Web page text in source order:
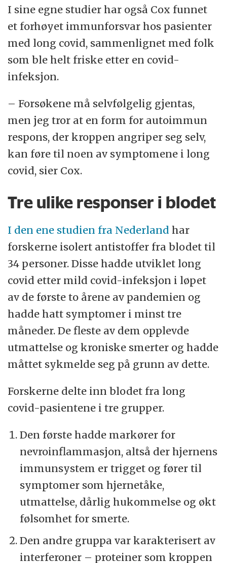
I sine egne studier har også Cox funnet
et forhøyet immunforsvar hos pasienter
med long covid, sammenlignet med folk
som ble helt friske etter en covid-
infeksjon.
– Forsøkene må selvfølgelig gjentas,
men jeg tror at en form for autoimmun
respons, der kroppen angriper seg selv,
kan føre til noen av symptomene i long
covid, sier Cox.
Tre ulike responser i blodet
I den ene studien fra Nederland har
forskerne isolert antistoffer fra blodet til
34 personer. Disse hadde utviklet long
covid etter mild covid-infeksjon i løpet
av de første to årene av pandemien og
hadde hatt symptomer i minst tre
måneder. De fleste av dem opplevde
utmattelse og kroniske smerter og hadde
måttet sykmelde seg på grunn av dette.
Forskerne delte inn blodet fra long
covid-pasientene i tre grupper.
Den første hadde markører for
nevroinflammasjon, altså der hjernens
immunsystem er trigget og fører til
symptomer som hjernetåke,
utmattelse, dårlig hukommelse og økt
følsomhet for smerte.
Den andre gruppa var karakterisert av
interferoner – proteiner som kroppen